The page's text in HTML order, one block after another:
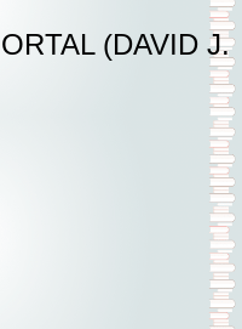
(DAVID J.